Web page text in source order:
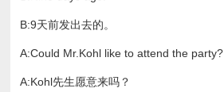
B:9天前发出去的。
A:Could Mr.Kohl like to attend the party?
A:Kohl先生愿意来吗？